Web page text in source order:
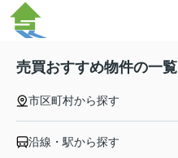
売買おすすめ物件の一覧
市区町村から探す
沿線・駅から探す